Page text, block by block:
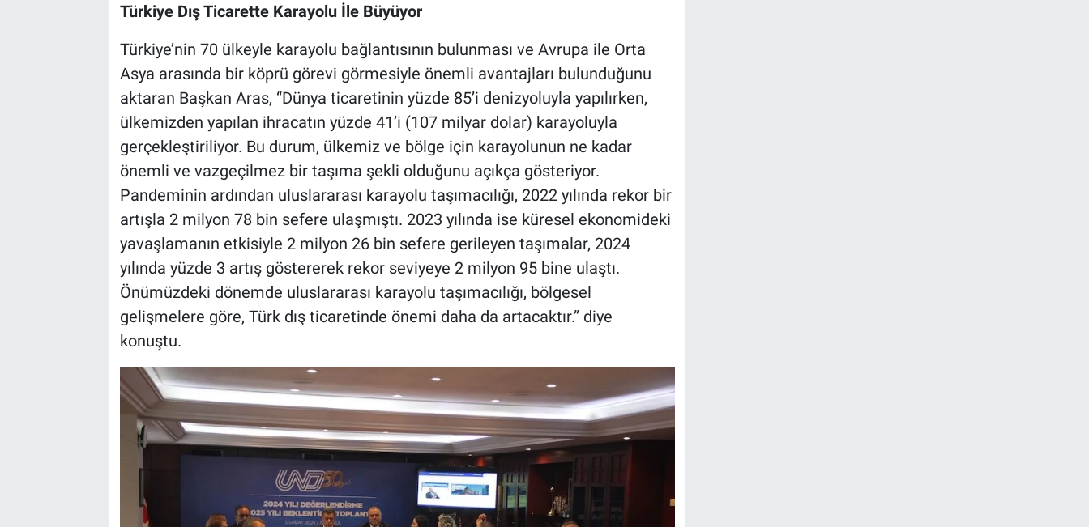
Türkiye Dış Ticarette Karayolu İle Büyüyor
Türkiye’nin 70 ülkeyle karayolu bağlantısının bulunması ve Avrupa ile Orta
Asya arasında bir köprü görevi görmesiyle önemli avantajları bulunduğunu
aktaran Başkan Aras, “Dünya ticaretinin yüzde 85’i denizyoluyla yapılırken,
ülkemizden yapılan ihracatın yüzde 41’i (107 milyar dolar) karayoluyla
gerçekleştiriliyor. Bu durum, ülkemiz ve bölge için karayolunun ne kadar
önemli ve vazgeçilmez bir taşıma şekli olduğunu açıkça gösteriyor.
Pandeminin ardından uluslararası karayolu taşımacılığı, 2022 yılında rekor bir
artışla 2 milyon 78 bin sefere ulaşmıştı. 2023 yılında ise küresel ekonomideki
yavaşlamanın etkisiyle 2 milyon 26 bin sefere gerileyen taşımalar, 2024
yılında yüzde 3 artış göstererek rekor seviyeye 2 milyon 95 bine ulaştı.
Önümüzdeki dönemde uluslararası karayolu taşımacılığı, bölgesel
gelişmelere göre, Türk dış ticaretinde önemi daha da artacaktır.” diye
konuştu.